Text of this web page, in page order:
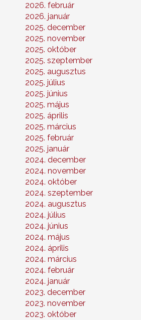
2026. február
2026. január
2025. december
2025. november
2025. október
2025. szeptember
2025. augusztus
2025. július
2025. június
2025. május
2025. április
2025. március
2025. február
2025. január
2024. december
2024. november
2024. október
2024. szeptember
2024. augusztus
2024. július
2024. június
2024. május
2024. április
2024. március
2024. február
2024. január
2023. december
2023. november
2023. október